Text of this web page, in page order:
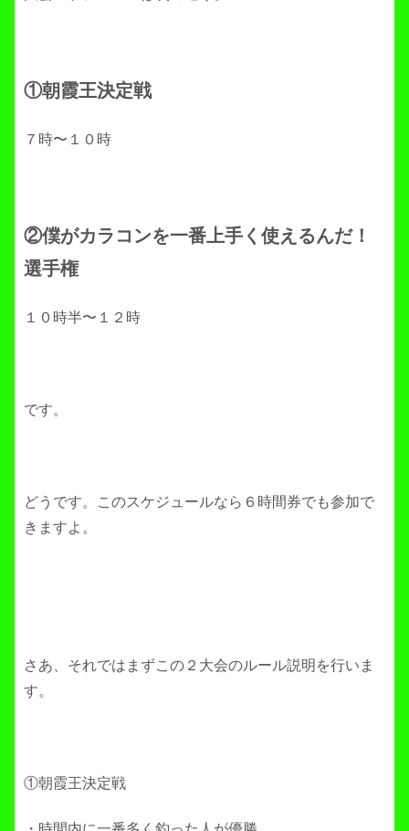
①朝霞王決定戦
７時〜１０時
②僕がカラコンを一番上手く使えるんだ！
選手権
１０時半〜１２時
です。
どうです。このスケジュールなら６時間券でも参加で
きますよ。
さあ、それではまずこの２大会のルール説明を行いま
す。
①朝霞王決定戦